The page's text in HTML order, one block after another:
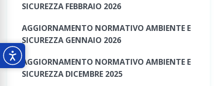
SICUREZZA FEBBRAIO 2026
AGGIORNAMENTO NORMATIVO AMBIENTE E
SICUREZZA GENNAIO 2026
AGGIORNAMENTO NORMATIVO AMBIENTE E
SICUREZZA DICEMBRE 2025